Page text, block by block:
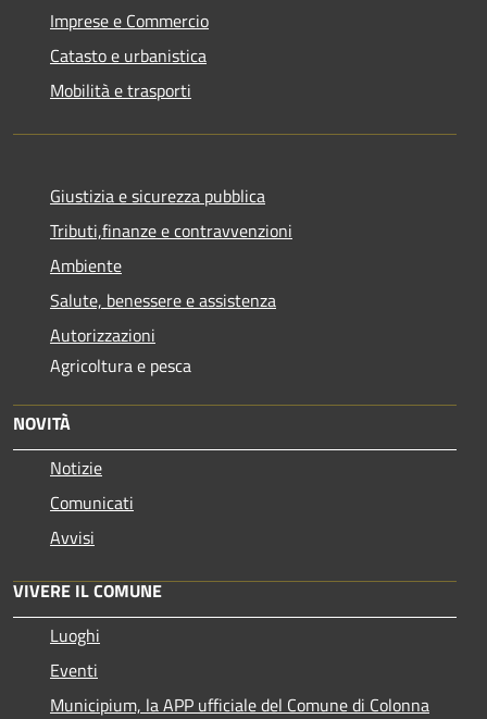
Imprese e Commercio
Catasto e urbanistica
Mobilità e trasporti
Giustizia e sicurezza pubblica
Tributi,finanze e contravvenzioni
Ambiente
Salute, benessere e assistenza
Autorizzazioni
Agricoltura e pesca
NOVITÀ
Notizie
Comunicati
Avvisi
VIVERE IL COMUNE
Luoghi
Eventi
Municipium, la APP ufficiale del Comune di Colonna